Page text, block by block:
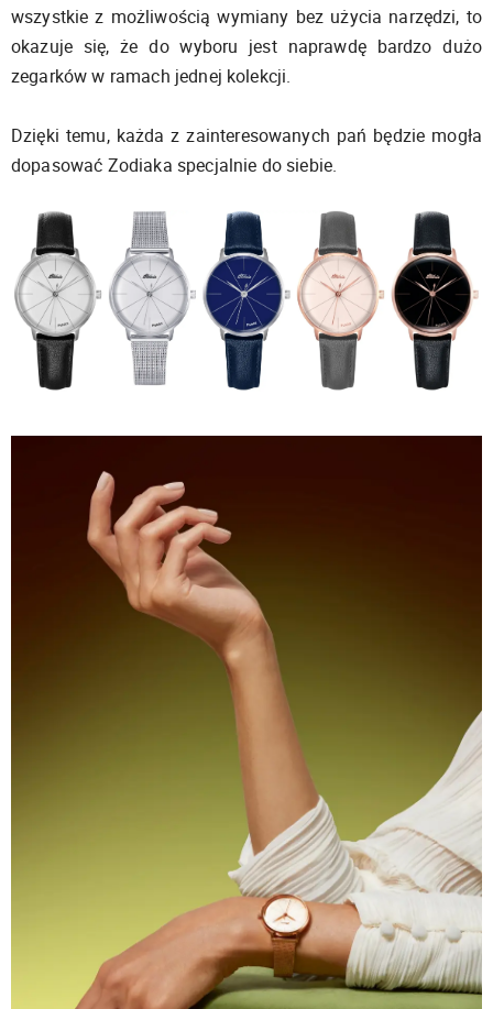
wszystkie z możliwością wymiany bez użycia narzędzi, to
okazuje się, że do wyboru jest naprawdę bardzo dużo
zegarków w ramach jednej kolekcji.
Dzięki temu, każda z zainteresowanych pań będzie mogła
dopasować Zodiaka specjalnie do siebie.